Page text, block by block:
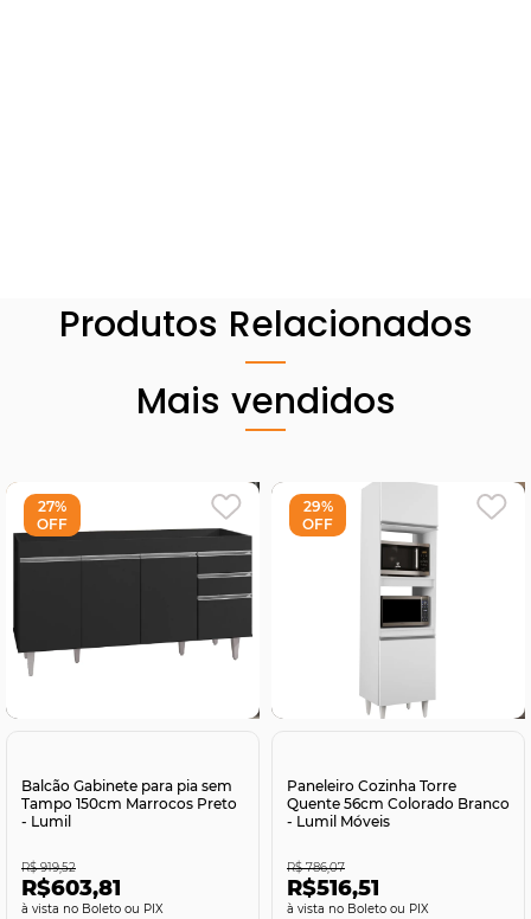
Produtos Relacionados
Mais vendidos
27%
OFF
Balcão Gabinete para pia sem
Tampo 150cm Marrocos Preto
- Lumil
R$603,81
no Boleto ou PIX
R$ 919,52
29%
OFF
Paneleiro Cozinha Torre
Quente 56cm Colorado Branco
- Lumil Móveis
R$516,51
no Boleto ou PIX
R$ 786,07